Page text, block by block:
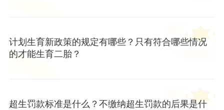
计划生育新政策的规定有哪些？只有符合哪些情况
的才能生育二胎？
超生罚款标准是什么？不缴纳超生罚款的后果是什